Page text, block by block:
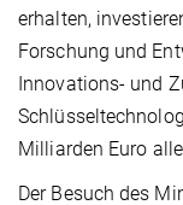
erhalten,
Forschung und
Innovations- und
Milliarden Euro
Der Besuch des